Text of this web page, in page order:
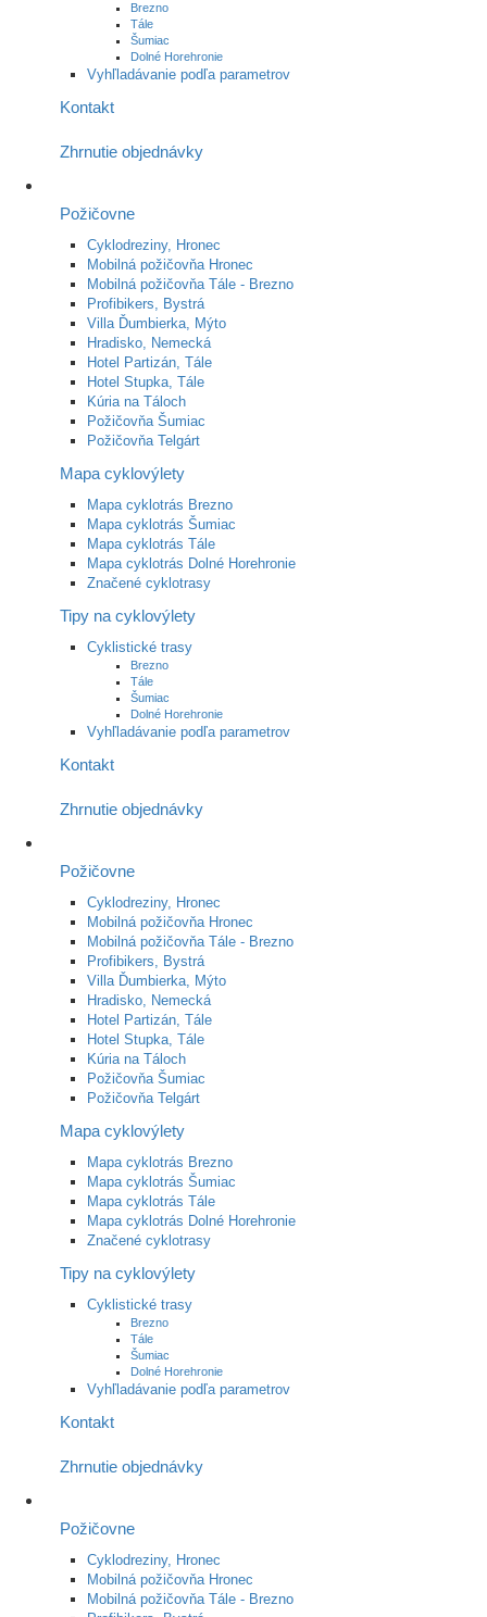
Brezno
Tále
Šumiac
Dolné Horehronie
Vyhľladávanie podľa parametrov
Kontakt
Zhrnutie objednávky
Požičovne
Cyklodreziny, Hronec
Mobilná požičovňa Hronec
Mobilná požičovňa Tále - Brezno
Profibikers, Bystrá
Villa Ďumbierka, Mýto
Hradisko, Nemecká
Hotel Partizán, Tále
Hotel Stupka, Tále
Kúria na Táloch
Požičovňa Šumiac
Požičovňa Telgárt
Mapa cyklovýlety
Mapa cyklotrás Brezno
Mapa cyklotrás Šumiac
Mapa cyklotrás Tále
Mapa cyklotrás Dolné Horehronie
Značené cyklotrasy
Tipy na cyklovýlety
Cyklistické trasy
Brezno
Tále
Šumiac
Dolné Horehronie
Vyhľladávanie podľa parametrov
Kontakt
Zhrnutie objednávky
Požičovne
Cyklodreziny, Hronec
Mobilná požičovňa Hronec
Mobilná požičovňa Tále - Brezno
Profibikers, Bystrá
Villa Ďumbierka, Mýto
Hradisko, Nemecká
Hotel Partizán, Tále
Hotel Stupka, Tále
Kúria na Táloch
Požičovňa Šumiac
Požičovňa Telgárt
Mapa cyklovýlety
Mapa cyklotrás Brezno
Mapa cyklotrás Šumiac
Mapa cyklotrás Tále
Mapa cyklotrás Dolné Horehronie
Značené cyklotrasy
Tipy na cyklovýlety
Cyklistické trasy
Brezno
Tále
Šumiac
Dolné Horehronie
Vyhľladávanie podľa parametrov
Kontakt
Zhrnutie objednávky
Požičovne
Cyklodreziny, Hronec
Mobilná požičovňa Hronec
Mobilná požičovňa Tále - Brezno